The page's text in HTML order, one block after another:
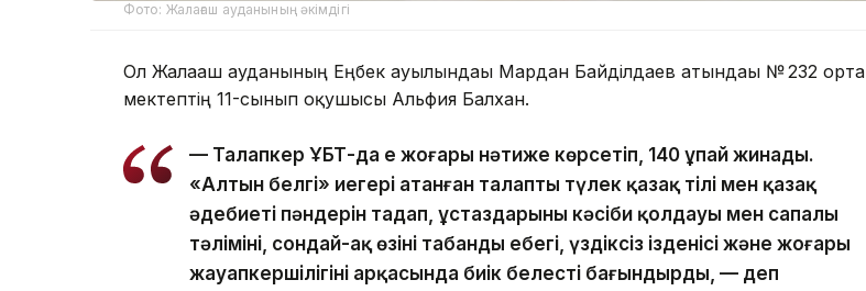
Фото: Жалағаш ауданының әкімдігі
Ол Жалағаш ауданының Еңбек ауылындағы Мардан Байділдаев атындағы № 232 орта
мектептің 11-сынып оқушысы Альфия Балхан.
— Талапкер ҰБТ-да ең жоғары нәтиже көрсетіп, 140 ұпай жинады.
«Алтын белгі» иегері атанған талапты түлек қазақ тілі мен қазақ
әдебиеті пәндерін таңдап, ұстаздарының кәсіби қолдауы мен сапалы
тәлімінің, сондай-ақ өзінің табанды еңбегі, үздіксіз ізденісі және жоғары
жауапкершілігінің арқасында биік белесті бағындырды, — деп